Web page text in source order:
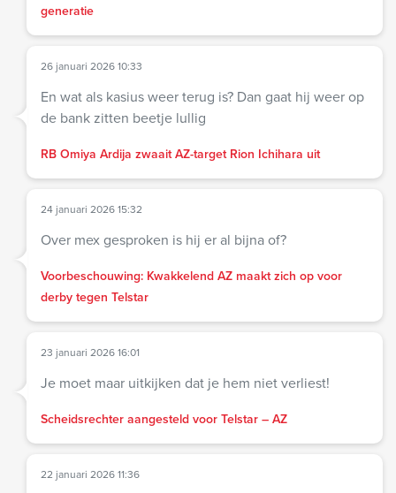
generatie
26 januari 2026 10:33
En wat als kasius weer terug is? Dan gaat hij weer op
de bank zitten beetje lullig
RB Omiya Ardija zwaait AZ-target Rion Ichihara uit
24 januari 2026 15:32
Over mex gesproken is hij er al bijna of?
Voorbeschouwing: Kwakkelend AZ maakt zich op voor
derby tegen Telstar
23 januari 2026 16:01
Je moet maar uitkijken dat je hem niet verliest!
Scheidsrechter aangesteld voor Telstar – AZ
22 januari 2026 11:36